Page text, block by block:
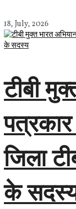
18, July, 2026
टीबी
पत्रकार
जिला
के